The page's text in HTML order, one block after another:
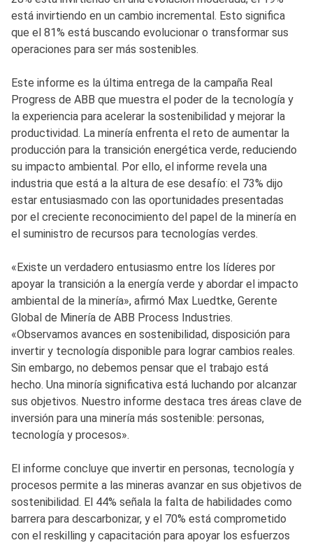
está invirtiendo en un cambio incremental. Esto significa
que el 81% está buscando evolucionar o transformar sus
operaciones para ser más sostenibles.
Este informe es la última entrega de la campaña Real
Progress de ABB que muestra el poder de la tecnología y
la experiencia para acelerar la sostenibilidad y mejorar la
productividad. La minería enfrenta el reto de aumentar la
producción para la transición energética verde, reduciendo
su impacto ambiental. Por ello, el informe revela una
industria que está a la altura de ese desafío: el 73% dijo
estar entusiasmado con las oportunidades presentadas
por el creciente reconocimiento del papel de la minería en
el suministro de recursos para tecnologías verdes.
«Existe un verdadero entusiasmo entre los líderes por
apoyar la transición a la energía verde y abordar el impacto
ambiental de la minería», afirmó Max Luedtke, Gerente
Global de Minería de ABB Process Industries.
«Observamos avances en sostenibilidad, disposición para
invertir y tecnología disponible para lograr cambios reales.
Sin embargo, no debemos pensar que el trabajo está
hecho. Una minoría significativa está luchando por alcanzar
sus objetivos. Nuestro informe destaca tres áreas clave de
inversión para una minería más sostenible: personas,
tecnología y procesos».
El informe concluye que invertir en personas, tecnología y
procesos permite a las mineras avanzar en sus objetivos de
sostenibilidad. El 44% señala la falta de habilidades como
barrera para descarbonizar, y el 70% está comprometido
con el reskilling y capacitación para apoyar los esfuerzos